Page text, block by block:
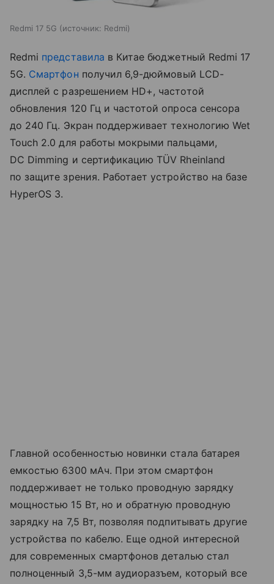
Redmi 17 5G источник: Redmi
Redmi представила в Китае бюджетный Redmi 17
5G. Смартфон получил 6,9-дюймовый LCD-
дисплей с разрешением HD+, частотой
обновления 120 Гц и частотой опроса сенсора
до 240 Гц. Экран поддерживает технологию Wet
Touch 2.0 для работы мокрыми пальцами,
DC Dimming и сертификацию TÜV Rheinland
по защите зрения. Работает устройство на базе
HyperOS 3.
Главной особенностью новинки стала батарея
емкостью 6300 мАч. При этом смартфон
поддерживает не только проводную зарядку
мощностью 15 Вт, но и обратную проводную
зарядку на 7,5 Вт, позволяя подпитывать другие
устройства по кабелю. Еще одной интересной
для современных смартфонов деталью стал
полноценный 3,5-мм аудиоразъем, который все